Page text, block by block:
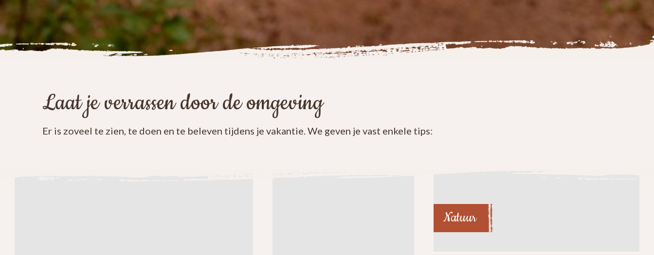
Laat je verrassen door de omgeving
Er is zoveel te zien, te doen en te beleven tijdens je vakantie. We geven je vast enkele tips:
Natuur